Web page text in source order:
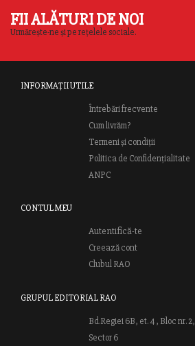
FII ALĂTURI DE NOI
Urmărește-ne și pe rețelele sociale.
INFORMAȚII UTILE
Întrebări frecvente
Cum livrăm?
Termeni și condiții
Politica de Confidențialitate
ANPC
CONTUL MEU
Autentifică-te
Creează cont
Clubul RAO
GRUPUL EDITORIAL RAO
Bd.Regiei 6B, et. 4 , Bloc nr. 2,
Sector 6